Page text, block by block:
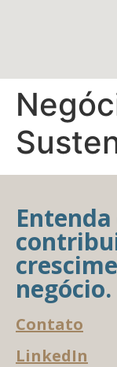
negócio.
Contato
LinkedIn